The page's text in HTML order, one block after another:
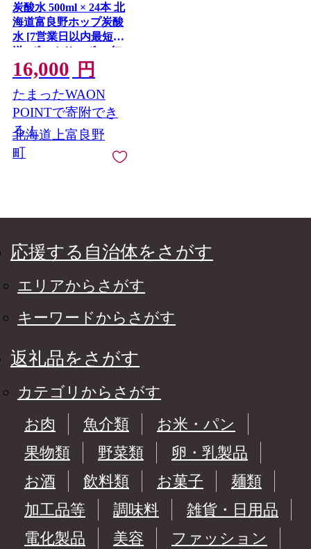
炭酸水 500ml × 24本 北
海道富良野ホップ炭酸
水 [7営業日以内最短発
送] ポッカサッポロ 無
糖 北海道富良野ホッ
プ ペットボトル 炭酸
飲料 炭酸 ソーダ ソー
ダ水 飲み物 飲料 ドリ
ンク (有)リカーショッ
プかまだ 北海道 上富
良野町
16,000 円
たまったWAON
POINTで寄附でき
る！
北海道上富良野
町
応援する自治体をさがす
エリアからさがす
キーワードからさがす
返礼品をさがす
カテゴリからさがす
お肉
魚介類
お米・パン
果物類
野菜類
卵・乳製品
お酒
飲料類 お菓子
麺類
加工品等
調味料
雑貨・日用品
電化製品
美容
ファッション